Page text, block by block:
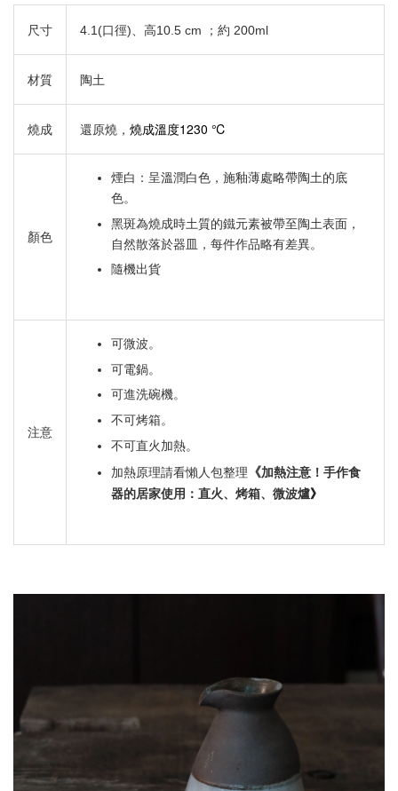
尺寸 4.1(口徑)、高10.5 cm ；約 200ml
材質 陶土
燒成 還原燒， 燒成溫度1230 ℃
顏色
煙白：呈溫潤白色，施釉薄處略帶陶土的底
色。
黑斑為燒成時土質的鐵元素被帶至陶土表面，
自然散落於器皿，每件作品略有差異。
隨機出貨
注意
可微波。
可電鍋。
可進洗碗機。
不可烤箱。
不可直火加熱。
加熱原理請看懶人包整理 《加熱注意！手作食
器的居家使用：直火、烤箱、微波爐》